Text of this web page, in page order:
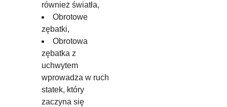
również światła,
Obrotowe
zębatki,
Obrotowa
zębatka z
uchwytem
wprowadza w ruch
statek, który
zaczyna się